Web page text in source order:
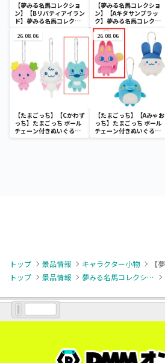
【夢みる名馬コレクショ
ン】【Bリバティアイラン
ド】夢みる名馬コレクシ
ス①
【夢みる名馬コレクショ
ン】【Aキタサンブラッ
ク】夢みる名馬コレクシ
ョン ぬいぐるみパスケー
ス①
26.08.06
【たまごっち】【Cかわず
っち】たまごっち ボール
チェーン付きぬいぐるみ
～Tamagotchi
26.08.06
【たまごっち】【Aみゃお
っち】たまごっち ボール
チェーン付きぬいぐるみ
～Tamagotchi
トップ 景品情報 キャラクター小物
トップ
景品情報 夢みる名馬コレクション